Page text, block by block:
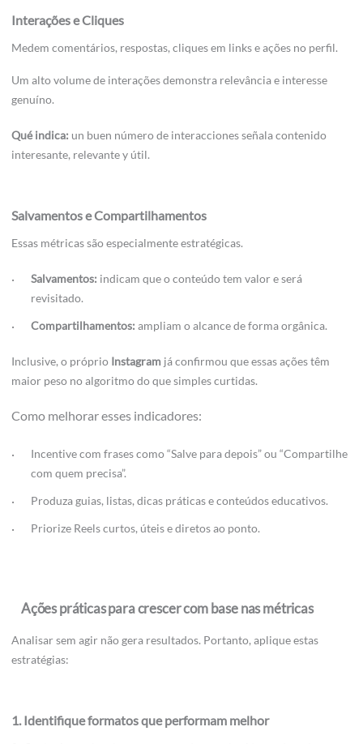
Interações e Cliques
Medem comentários, respostas, cliques em links e ações no perfil.
Um alto volume de interações demonstra relevância e interesse
genuíno.
Qué indica: un buen número de interacciones señala contenido
interesante, relevante y útil.
Salvamentos e Compartilhamentos
Essas métricas são especialmente estratégicas.
Salvamentos: indicam que o conteúdo tem valor e será
revisitado.
Compartilhamentos: ampliam o alcance de forma orgânica.
Inclusive, o próprio Instagram já confirmou que essas ações têm
maior peso no algoritmo do que simples curtidas.
Como melhorar esses indicadores:
Incentive com frases como “Salve para depois” ou “Compartilhe
com quem precisa”.
Produza guias, listas, dicas práticas e conteúdos educativos.
Priorize Reels curtos, úteis e diretos ao ponto.
Ações práticas para crescer com base nas métricas
Analisar sem agir não gera resultados. Portanto, aplique estas
estratégias:
1. Identifique formatos que performam melhor